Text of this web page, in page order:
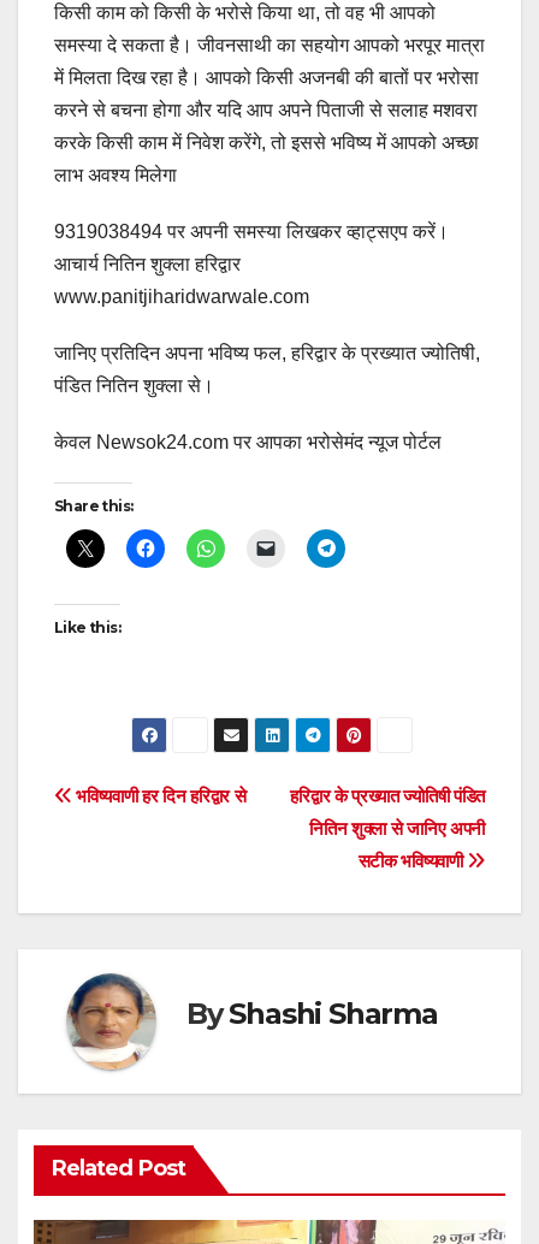
किसी काम को किसी के भरोसे किया था, तो वह भी आपको
समस्या दे सकता है। जीवनसाथी का सहयोग आपको भरपूर मात्रा
में मिलता दिख रहा है। आपको किसी अजनबी की बातों पर भरोसा
करने से बचना होगा और यदि आप अपने पिताजी से सलाह मशवरा
करके किसी काम में निवेश करेंगे, तो इससे भविष्य में आपको अच्छा
लाभ अवश्य मिलेगा
9319038494 पर अपनी समस्या लिखकर व्हाट्सएप करें।
आचार्य नितिन शुक्ला हरिद्वार
www.panitjiharidwarwale.com
जानिए प्रतिदिन अपना भविष्य फल, हरिद्वार के प्रख्यात ज्योतिषी,
पंडित नितिन शुक्ला से।
केवल Newsok24.com पर आपका भरोसेमंद न्यूज पोर्टल
Share this:
Like this:
Post
हरिद्वार के प्रख्यात ज्योतिषी पंडित
नितिन शुक्ला से जानिए अपनी
सटीक भविष्यवाणी
भविष्यवाणी हर दिन हरिद्वार से
ByShashi Sharma
Related Post